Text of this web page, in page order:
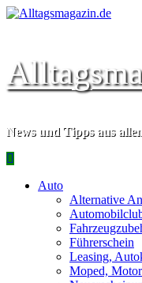
Zum
News und Tipps aus
Auto
Alternative
Führerschein
Leasing,
Moped,